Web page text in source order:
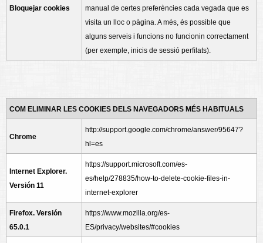
Bloquejar cookies
manual de certes preferències cada vegada que es
visita un lloc o pàgina. A més, és possible que
alguns serveis i funcions no funcionin correctament
(per exemple, inicis de sessió perfilats).
COM ELIMINAR LES COOKIES DELS NAVEGADORS MÉS HABITUALS
Chrome
http://support.google.com/chrome/answer/95647?
hl=es
Internet Explorer.
Versión 11
https://support.microsoft.com/es-
es/help/278835/how-to-delete-cookie-files-in-
internet-explorer
Firefox. Versión
65.0.1
https://www.mozilla.org/es-
ES/privacy/websites/#cookies